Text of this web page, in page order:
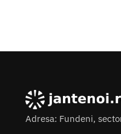
Adresa: Fundeni,